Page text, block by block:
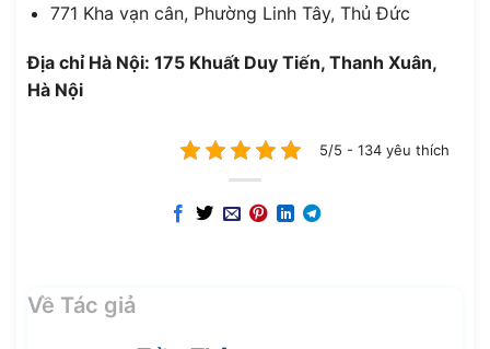
771 Kha vạn cân, Phường Linh Tây, Thủ Đức
Địa chỉ Hà Nội: 175 Khuất Duy Tiến, Thanh Xuân,
Hà Nội
5/5 - 134 yêu thích
Về Tác giả